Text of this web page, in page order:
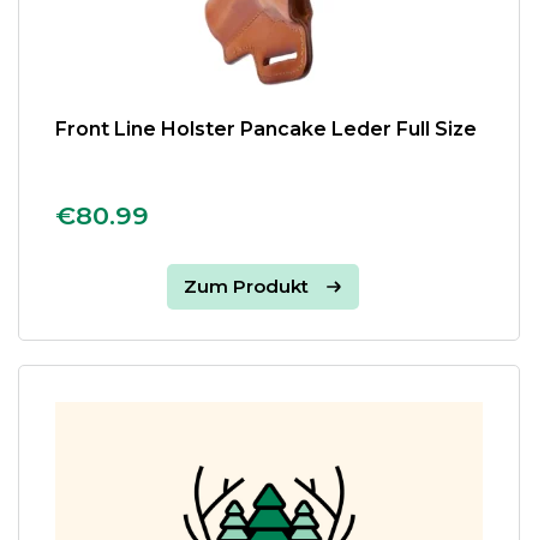
Front Line Holster Pancake Leder Full Size
€80.99
Zum Produkt